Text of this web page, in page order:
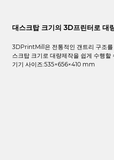
대스크탑 크기의 3D프린터로 대
3DPrintMill은 전통적인 갠트리 구조를
스크탑 크기로 대량제작을 쉽게 수행할
기기 사이즈:535×656×410 mm